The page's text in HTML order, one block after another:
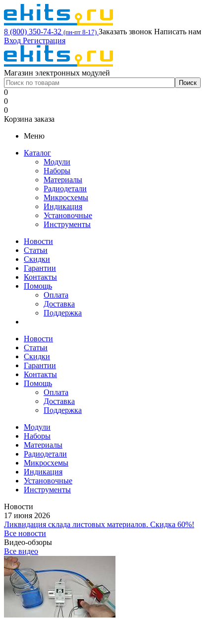
8 (800) 350-74-32 (пн-пт 8-17) Заказать звонок Написать нам
Вход Регистрация
Магазин электронных модулей
0
0
0
Корзина заказа
Меню
Каталог
Модули
Наборы
Материалы
Радиодетали
Микросхемы
Индикация
Установочные
Инструменты
Новости
Статьи
Скидки
Гарантии
Контакты
Помощь
Оплата
Доставка
Поддержка
Новости
Статьи
Скидки
Гарантии
Контакты
Помощь
Оплата
Доставка
Поддержка
Модули
Наборы
Материалы
Радиодетали
Микросхемы
Индикация
Установочные
Инструменты
Новости
17 июня 2026
Ликвидация склада листовых материалов. Скидка 60%!
Все новости
Видео-обзоры
Все видео